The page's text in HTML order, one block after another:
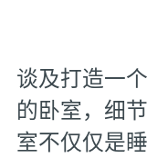
谈及打造一
的卧室，细
室不仅仅是